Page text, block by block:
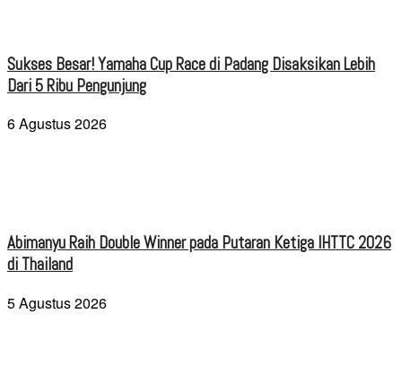
Sukses Besar! Yamaha Cup Race di Padang Disaksikan Lebih
Dari 5 Ribu Pengunjung
6 Agustus 2026
Abimanyu Raih Double Winner pada Putaran Ketiga IHTTC 2026
di Thailand
5 Agustus 2026